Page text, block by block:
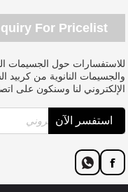
For Pricelist
للاستفسارات حول الجسيمات
والجسيمات النانوية من كربيد
الإلكتروني لنا وسنكون على